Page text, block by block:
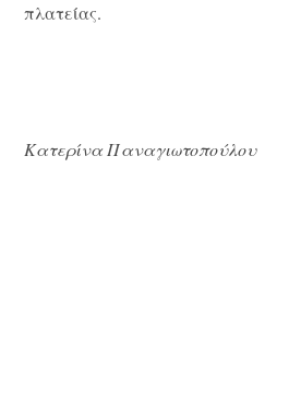
πλατείας.
Κατερίνα Παναγιωτοπούλου